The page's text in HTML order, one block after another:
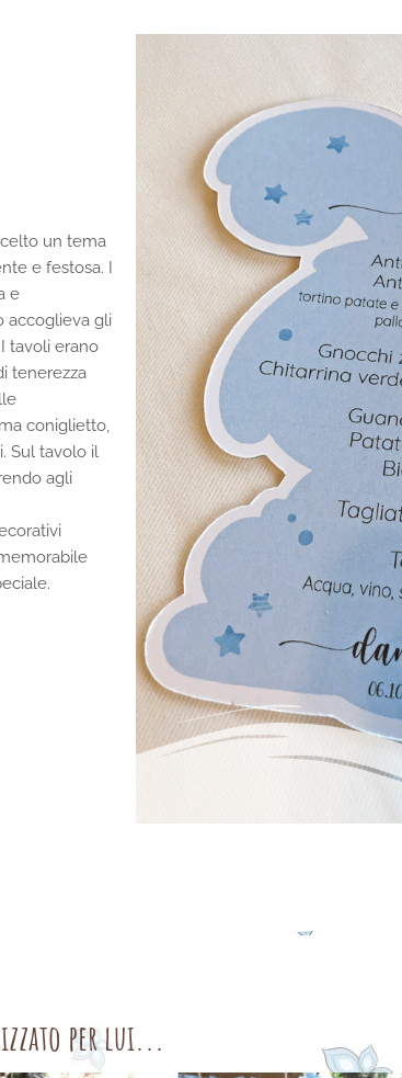
un tema
e festosa. I
e
accoglieva gli
tavoli erano
tenerezza
coniglietto,
Sul tavolo il
agli
per lui...